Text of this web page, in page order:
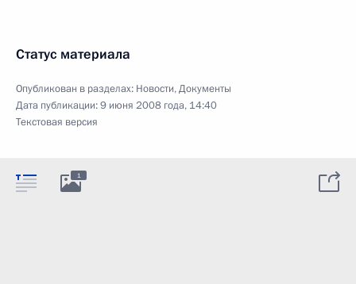
Статус материала
Опубликован в разделах: Новости,Документы
Дата публикации:9 июня 2008 года, 14:40
Текстовая версия
1